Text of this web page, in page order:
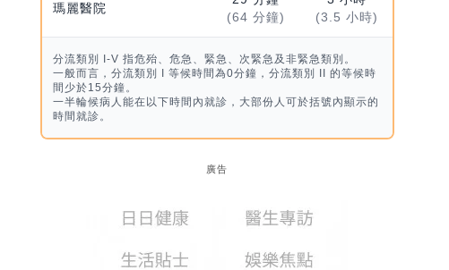
瑪麗醫院
(64 分鐘)
(3.5 小時)
分流類別 I-V 指危殆、危急、緊急、次緊急及非緊急類別。
一般而言，分流類別 I 等候時間為0分鐘，分流類別 II 的等候時
間少於15分鐘。
一半輪候病人能在以下時間內就診，大部份人可於括號內顯示的
時間就診。
廣告